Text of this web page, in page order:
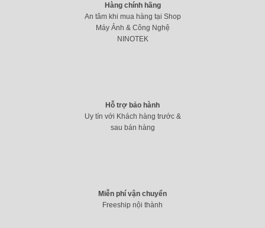
Hàng chính hãng
An tâm khi mua hàng tại Shop
Máy Ảnh & Công Nghệ
NINOTEK
Hỗ trợ bảo hành
Uy tín với Khách hàng trước &
sau bán hàng
Miễn phí vận chuyển
Freeship nội thành